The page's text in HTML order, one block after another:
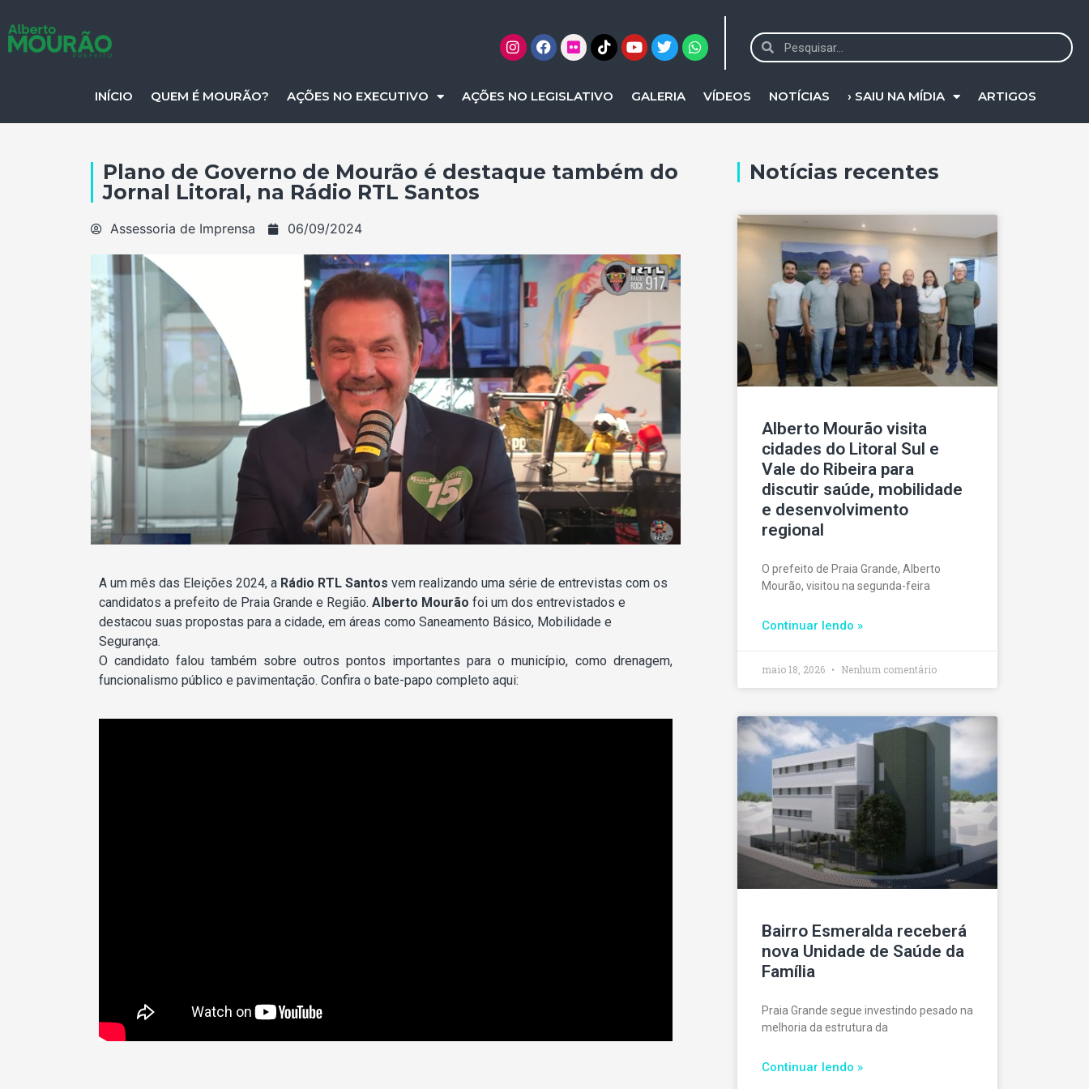
INÍCIO QUEM É MOURÃO? AÇÕES NO EXECUTIVO AÇÕES NO LEGISLATIVO GALERIA VÍDEOS NOTÍCIAS › SAIU NA MÍDIA ARTIGOS
Plano de Governo de Mourão é destaque também do
Jornal Litoral, na Rádio RTL Santos
Assessoria de Imprensa 06/09/2024
A um mês das Eleições 2024, a Rádio RTL Santos vem realizando uma série de entrevistas com os
candidatos a prefeito de Praia Grande e Região. Alberto Mourão foi um dos entrevistados e
destacou suas propostas para a cidade, em áreas como Saneamento Básico, Mobilidade e
Segurança.
O candidato falou também sobre outros pontos importantes para o município, como drenagem,
funcionalismo público e pavimentação. Confira o bate-papo completo aqui:
Notícias recentes
Alberto Mourão visita
cidades do Litoral Sul e
Vale do Ribeira para
discutir saúde, mobilidade
e desenvolvimento
regional
O prefeito de Praia Grande, Alberto
Mourão, visitou na segunda-feira
Continuar lendo »
maio 18, 2026 Nenhum comentário
Bairro Esmeralda receberá
nova Unidade de Saúde da
Família
Praia Grande segue investindo pesado na
melhoria da estrutura da
Continuar lendo »